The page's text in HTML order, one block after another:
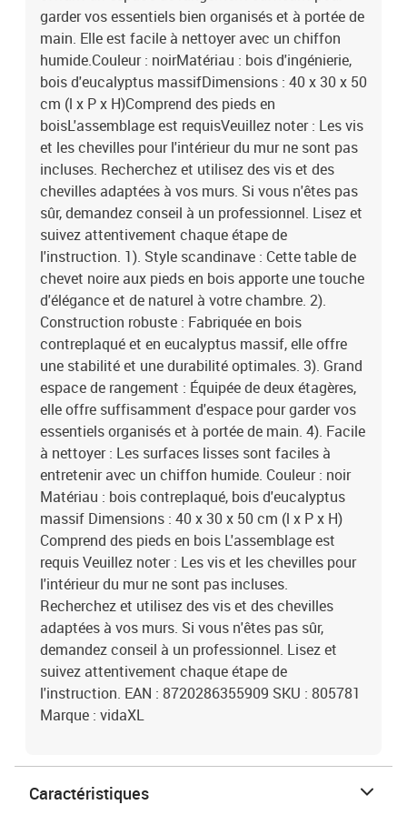
garder vos essentiels bien organisés et à portée de
main. Elle est facile à nettoyer avec un chiffon
humide.Couleur : noirMatériau : bois d'ingénierie,
bois d'eucalyptus massifDimensions : 40 x 30 x 50
cm (l x P x H)Comprend des pieds en
boisL'assemblage est requisVeuillez noter : Les vis
et les chevilles pour l'intérieur du mur ne sont pas
incluses. Recherchez et utilisez des vis et des
chevilles adaptées à vos murs. Si vous n'êtes pas
sûr, demandez conseil à un professionnel. Lisez et
suivez attentivement chaque étape de
l'instruction. 1). Style scandinave : Cette table de
chevet noire aux pieds en bois apporte une touche
d'élégance et de naturel à votre chambre. 2).
Construction robuste : Fabriquée en bois
contreplaqué et en eucalyptus massif, elle offre
une stabilité et une durabilité optimales. 3). Grand
espace de rangement : Équipée de deux étagères,
elle offre suffisamment d'espace pour garder vos
essentiels organisés et à portée de main. 4). Facile
à nettoyer : Les surfaces lisses sont faciles à
entretenir avec un chiffon humide. Couleur : noir
Matériau : bois contreplaqué, bois d'eucalyptus
massif Dimensions : 40 x 30 x 50 cm (l x P x H)
Comprend des pieds en bois L'assemblage est
requis Veuillez noter : Les vis et les chevilles pour
l'intérieur du mur ne sont pas incluses.
Recherchez et utilisez des vis et des chevilles
adaptées à vos murs. Si vous n'êtes pas sûr,
demandez conseil à un professionnel. Lisez et
suivez attentivement chaque étape de
l'instruction. EAN : 8720286355909 SKU : 805781
Marque : vidaXL
Caractéristiques